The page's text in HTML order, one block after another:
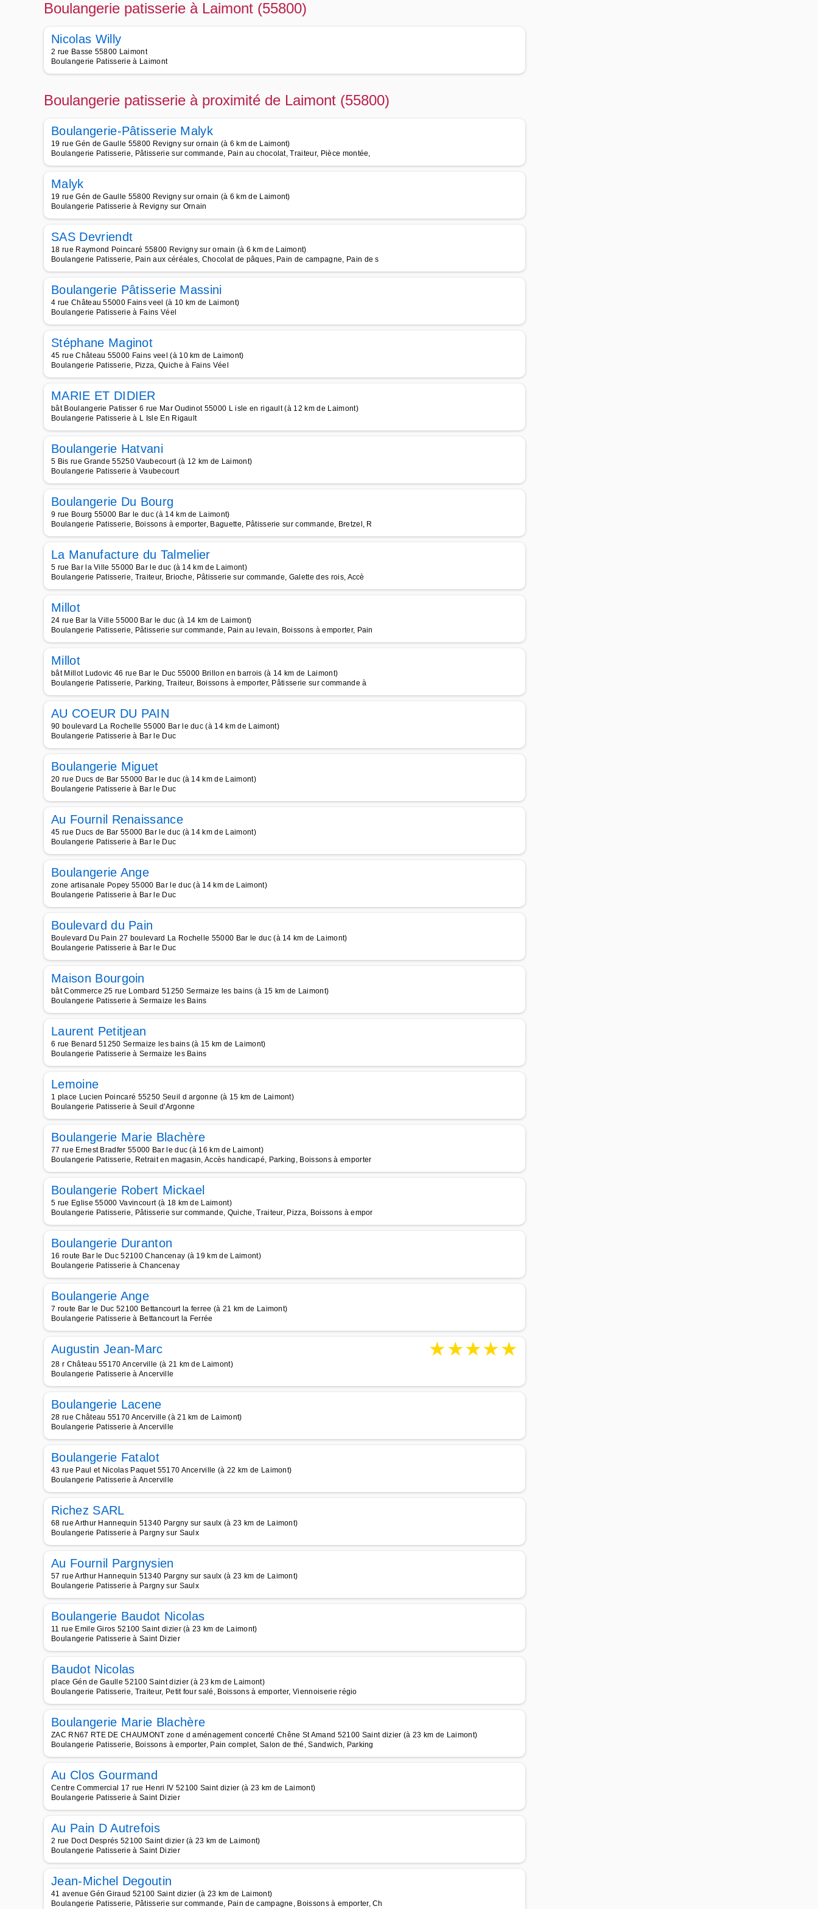
Boulangerie patisserie à Laimont (55800)
Nicolas Willy
2 rue Basse 55800 Laimont
Boulangerie Patisserie à Laimont
Boulangerie patisserie à proximité de Laimont (55800)
Boulangerie-Pâtisserie Malyk
19 rue Gén de Gaulle 55800 Revigny sur ornain (à 6 km de Laimont)
Boulangerie Patisserie, Pâtisserie sur commande, Pain au chocolat, Traiteur, Pièce montée,
Malyk
19 rue Gén de Gaulle 55800 Revigny sur ornain (à 6 km de Laimont)
Boulangerie Patisserie à Revigny sur Ornain
SAS Devriendt
18 rue Raymond Poincaré 55800 Revigny sur ornain (à 6 km de Laimont)
Boulangerie Patisserie, Pain aux céréales, Chocolat de pâques, Pain de campagne, Pain de s
Boulangerie Pâtisserie Massini
4 rue Château 55000 Fains veel (à 10 km de Laimont)
Boulangerie Patisserie à Fains Véel
Stéphane Maginot
45 rue Château 55000 Fains veel (à 10 km de Laimont)
Boulangerie Patisserie, Pizza, Quiche à Fains Véel
MARIE ET DIDIER
bât Boulangerie Patisser 6 rue Mar Oudinot 55000 L isle en rigault (à 12 km de Laimont)
Boulangerie Patisserie à L Isle En Rigault
Boulangerie Hatvani
5 Bis rue Grande 55250 Vaubecourt (à 12 km de Laimont)
Boulangerie Patisserie à Vaubecourt
Boulangerie Du Bourg
9 rue Bourg 55000 Bar le duc (à 14 km de Laimont)
Boulangerie Patisserie, Boissons à emporter, Baguette, Pâtisserie sur commande, Bretzel, R
La Manufacture du Talmelier
5 rue Bar la Ville 55000 Bar le duc (à 14 km de Laimont)
Boulangerie Patisserie, Traiteur, Brioche, Pâtisserie sur commande, Galette des rois, Accè
Millot
24 rue Bar la Ville 55000 Bar le duc (à 14 km de Laimont)
Boulangerie Patisserie, Pâtisserie sur commande, Pain au levain, Boissons à emporter, Pain
Millot
bât Millot Ludovic 46 rue Bar le Duc 55000 Brillon en barrois (à 14 km de Laimont)
Boulangerie Patisserie, Parking, Traiteur, Boissons à emporter, Pâtisserie sur commande à
AU COEUR DU PAIN
90 boulevard La Rochelle 55000 Bar le duc (à 14 km de Laimont)
Boulangerie Patisserie à Bar le Duc
Boulangerie Miguet
20 rue Ducs de Bar 55000 Bar le duc (à 14 km de Laimont)
Boulangerie Patisserie à Bar le Duc
Au Fournil Renaissance
45 rue Ducs de Bar 55000 Bar le duc (à 14 km de Laimont)
Boulangerie Patisserie à Bar le Duc
Boulangerie Ange
zone artisanale Popey 55000 Bar le duc (à 14 km de Laimont)
Boulangerie Patisserie à Bar le Duc
Boulevard du Pain
Boulevard Du Pain 27 boulevard La Rochelle 55000 Bar le duc (à 14 km de Laimont)
Boulangerie Patisserie à Bar le Duc
Maison Bourgoin
bât Commerce 25 rue Lombard 51250 Sermaize les bains (à 15 km de Laimont)
Boulangerie Patisserie à Sermaize les Bains
Laurent Petitjean
6 rue Benard 51250 Sermaize les bains (à 15 km de Laimont)
Boulangerie Patisserie à Sermaize les Bains
Lemoine
1 place Lucien Poincaré 55250 Seuil d argonne (à 15 km de Laimont)
Boulangerie Patisserie à Seuil d'Argonne
Boulangerie Marie Blachère
77 rue Ernest Bradfer 55000 Bar le duc (à 16 km de Laimont)
Boulangerie Patisserie, Retrait en magasin, Accès handicapé, Parking, Boissons à emporter
Boulangerie Robert Mickael
5 rue Eglise 55000 Vavincourt (à 18 km de Laimont)
Boulangerie Patisserie, Pâtisserie sur commande, Quiche, Traiteur, Pizza, Boissons à empor
Boulangerie Duranton
16 route Bar le Duc 52100 Chancenay (à 19 km de Laimont)
Boulangerie Patisserie à Chancenay
Boulangerie Ange
7 route Bar le Duc 52100 Bettancourt la ferree (à 21 km de Laimont)
Boulangerie Patisserie à Bettancourt la Ferrée
Augustin Jean-Marc ★★★★★
28 r Château 55170 Ancerville (à 21 km de Laimont)
Boulangerie Patisserie à Ancerville
Boulangerie Lacene
28 rue Château 55170 Ancerville (à 21 km de Laimont)
Boulangerie Patisserie à Ancerville
Boulangerie Fatalot
43 rue Paul et Nicolas Paquet 55170 Ancerville (à 22 km de Laimont)
Boulangerie Patisserie à Ancerville
Richez SARL
68 rue Arthur Hannequin 51340 Pargny sur saulx (à 23 km de Laimont)
Boulangerie Patisserie à Pargny sur Saulx
Au Fournil Pargnysien
57 rue Arthur Hannequin 51340 Pargny sur saulx (à 23 km de Laimont)
Boulangerie Patisserie à Pargny sur Saulx
Boulangerie Baudot Nicolas
11 rue Emile Giros 52100 Saint dizier (à 23 km de Laimont)
Boulangerie Patisserie à Saint Dizier
Baudot Nicolas
place Gén de Gaulle 52100 Saint dizier (à 23 km de Laimont)
Boulangerie Patisserie, Traiteur, Petit four salé, Boissons à emporter, Viennoiserie régio
Boulangerie Marie Blachère
ZAC RN67 RTE DE CHAUMONT zone d aménagement concerté Chêne St Amand 52100 Saint dizier (à 23 km de Laimont)
Boulangerie Patisserie, Boissons à emporter, Pain complet, Salon de thé, Sandwich, Parking
Au Clos Gourmand
Centre Commercial 17 rue Henri IV 52100 Saint dizier (à 23 km de Laimont)
Boulangerie Patisserie à Saint Dizier
Au Pain D Autrefois
2 rue Doct Després 52100 Saint dizier (à 23 km de Laimont)
Boulangerie Patisserie à Saint Dizier
Jean-Michel Degoutin
41 avenue Gén Giraud 52100 Saint dizier (à 23 km de Laimont)
Boulangerie Patisserie, Pâtisserie sur commande, Pain de campagne, Boissons à emporter, Ch